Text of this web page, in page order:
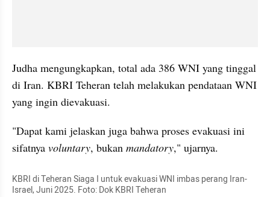
Judha mengungkapkan, total ada 386 WNI yang tinggal
di Iran. KBRI Teheran telah melakukan pendataan WNI
yang ingin dievakuasi.
"Dapat kami jelaskan juga bahwa proses evakuasi ini
sifatnya voluntary, bukan mandatory," ujarnya.
KBRI di Teheran Siaga I untuk evakuasi WNI imbas perang Iran-
Israel, Juni 2025. Foto: Dok KBRI Teheran